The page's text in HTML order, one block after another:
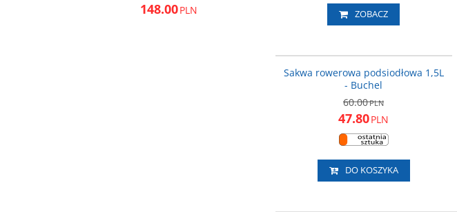
ZOBACZ
Sakwa rowerowa podsiodłowa 1,5L
- Buchel
60.00PLN
47.80PLN
DO KOSZYKA
148.00PLN